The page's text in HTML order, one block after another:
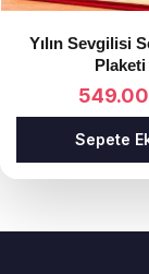
Yılın Sevgilisi
Plaketi
549.00
Sepete